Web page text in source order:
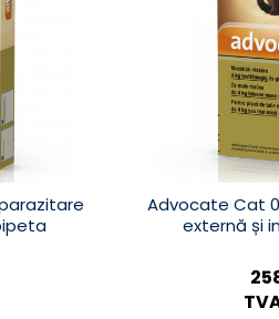
Advocate Cat
externă și